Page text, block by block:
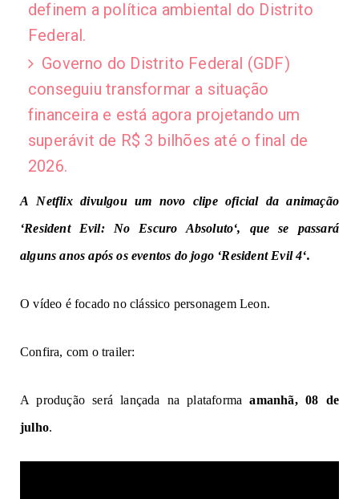
definem a política ambiental do Distrito
Federal.
Governo do Distrito Federal (GDF)
conseguiu transformar a situação
financeira e está agora projetando um
superávit de R$ 3 bilhões até o final de
2026.
A Netflixdivulgou um novo clipe oficial da animação
‘Resident Evil: No Escuro Absoluto‘, que se passará
alguns anos após os eventos do jogo ‘Resident Evil 4‘.
O vídeo é focado no clássico personagem Leon.
Confira, com o trailer:
A produção será lançada na plataformaamanhã, 08 de
julho.